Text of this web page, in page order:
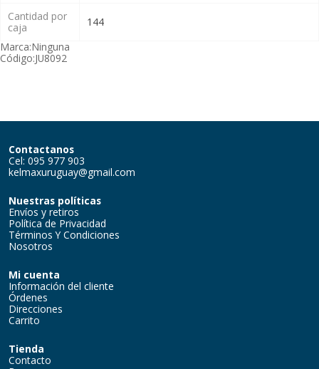
Cantidad por
caja
144
Marca:Ninguna
Código:JU8092
Contactanos
Cel: 095 977 903
kelmaxuruguay@gmail.com
Nuestras políticas
Envíos y retiros
Política de Privacidad
Términos Y Condiciones
Nosotros
Mi cuenta
Información del cliente
Órdenes
Direcciones
Carrito
Tienda
Contacto